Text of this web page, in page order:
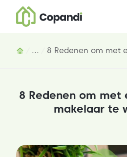
... 8 Redenen om met
8 Redenen om met
makelaar te